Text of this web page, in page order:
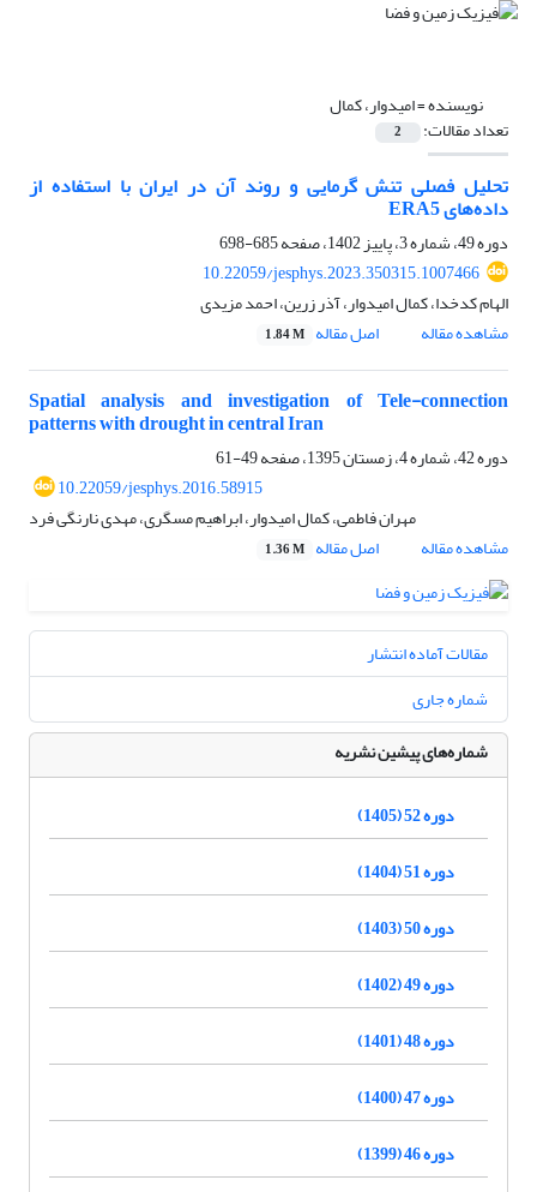
نویسنده =امیدوار، کمال
تعداد مقالات: 2
تحلیل فصلی تنش گرمایی و روند آن در ایران با استفاده از
داده‌های ERA5
دوره 49، شماره 3، پاییز 1402، صفحه
685-698
10.22059/jesphys.2023.350315.1007466
الهام کدخدا، کمال امیدوار، آذر زرین، احمد مزیدی
مشاهده مقاله
اصل مقاله 1.84 M
Spatial analysis and investigation of Tele-connection
patterns with drought in central Iran
دوره 42، شماره 4، زمستان 1395، صفحه
49-61
10.22059/jesphys.2016.58915
مهران فاطمی، کمال امیدوار، ابراهیم مسگری، مهدی نارنگی فرد
مشاهده مقاله
اصل مقاله 1.36 M
مقالات آماده انتشار
شماره جاری
شماره‌های پیشین نشریه
دوره 52 (1405)
دوره 51 (1404)
دوره 50 (1403)
دوره 49 (1402)
دوره 48 (1401)
دوره 47 (1400)
دوره 46 (1399)